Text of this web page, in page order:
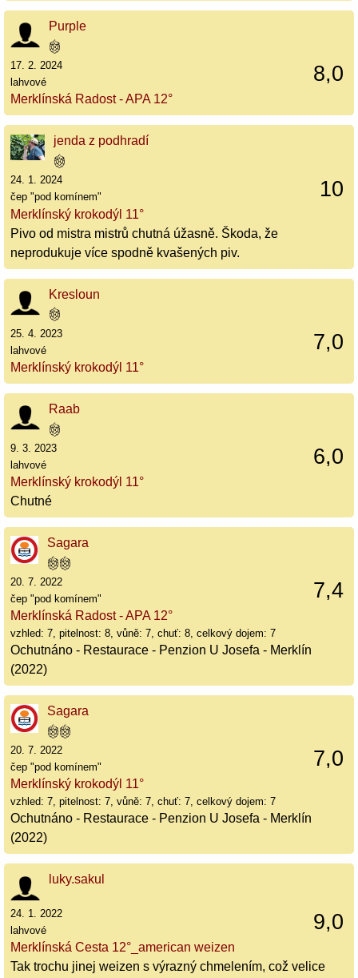
Purple
8,0
17. 2. 2024
lahvové
Merklínská Radost - APA 12°
jenda z podhradí
10
24. 1. 2024
čep "pod komínem"
Merklínský krokodýl 11°
Pivo od mistra mistrů chutná úžasně. Škoda, že
neprodukuje více spodně kvašených piv.
Kresloun
7,0
25. 4. 2023
lahvové
Merklínský krokodýl 11°
Raab
6,0
9. 3. 2023
lahvové
Merklínský krokodýl 11°
Chutné
Sagara
7,4
20. 7. 2022
čep "pod komínem"
Merklínská Radost - APA 12°
vzhled: 7, pitelnost: 8, vůně: 7, chuť: 8, celkový dojem: 7
Ochutnáno - Restaurace - Penzion U Josefa - Merklín
(2022)
Sagara
7,0
20. 7. 2022
čep "pod komínem"
Merklínský krokodýl 11°
vzhled: 7, pitelnost: 7, vůně: 7, chuť: 7, celkový dojem: 7
Ochutnáno - Restaurace - Penzion U Josefa - Merklín
(2022)
luky.sakul
9,0
24. 1. 2022
lahvové
Merklínská Cesta 12°_american weizen
Tak trochu jinej weizen s výrazný chmelením, což velice